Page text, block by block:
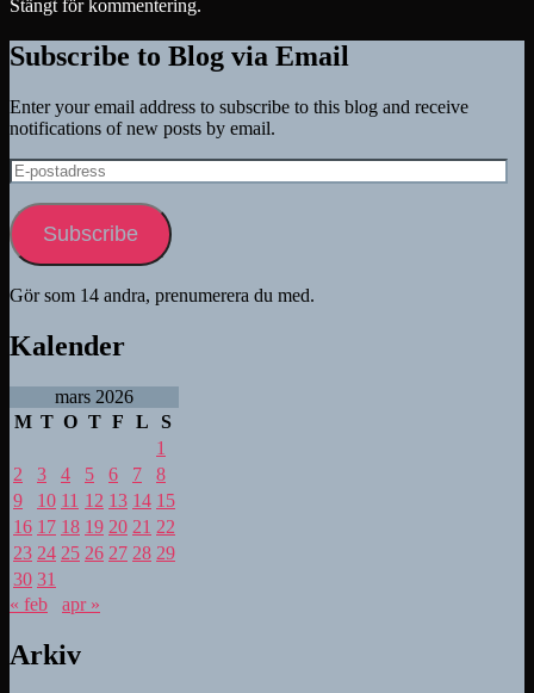
Stängt för kommentering.
Subscribe to Blog via Email
Enter your email address to subscribe to this blog and receive
notifications of new posts by email.
E-
postadress
Subscribe
Gör som 14 andra, prenumerera du med.
Kalender
mars 2026
M T O T F L
S
1
2
3 4 5 6 7
8
9
10 11 12 13 14 15
16 17 18 19 20 21 22
23 24 25 26 27 28 29
30 31
« feb
apr »
Arkiv